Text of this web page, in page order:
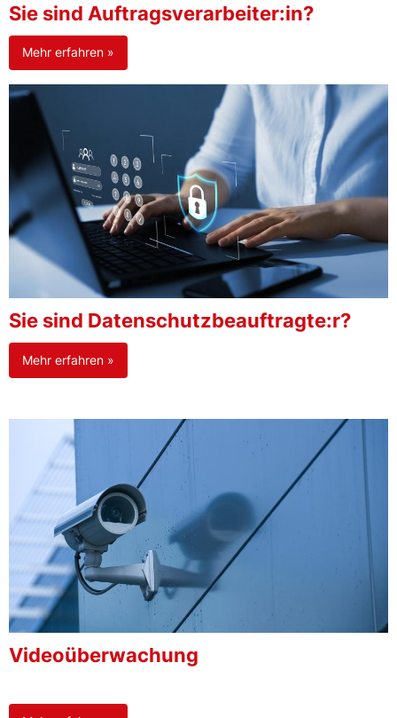
Sie sind Auftragsverarbeiter:in?
Mehr erfahren »
Sie sind Datenschutzbeauftragte:r?
Mehr erfahren »
Videoüberwachung